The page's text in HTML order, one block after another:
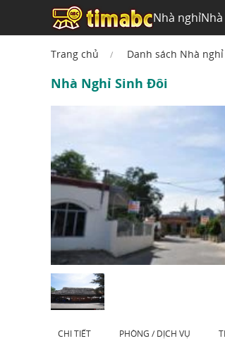
Nhà nghỉ
Trang chủ Danh sách Nhà nghỉ
Nhà Nghỉ Sinh Đôi
CHI TIẾT PHÒNG / DỊCH VỤ